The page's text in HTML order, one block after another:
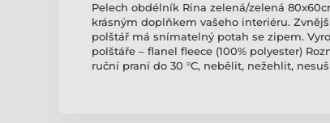
Pelech obdélník Rina zelená/zelená
krásným doplňkem vašeho interiéru.
polštář má snímatelný potah se zipem.
polštáře – flanel fleece (100% polyester)
ruční praní do 30 °C, nebělit, nežehlit,